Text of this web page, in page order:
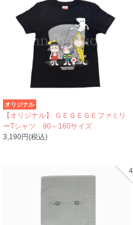
オリジナル
【オリジナル】 ＧＥＧＥＧＥファミリ
ーTシャツ 90～160サイズ
3,190円(税込)
4